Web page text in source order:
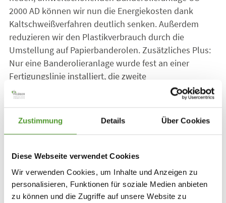
Zustimmung Details Über Cookies
Diese Webseite verwendet Cookies
Wir verwenden Cookies, um Inhalte und Anzeigen zu
personalisieren, Funktionen für soziale Medien anbieten
zu können und die Zugriffe auf unsere Website zu
2000 AD können wir nun die Energiekosten dank
Kaltschweißverfahren deutlich senken. Außerdem
reduzieren wir den Plastikverbrauch durch die
Umstellung auf Papierbanderolen. Zusätzliches Plus:
Nur eine Banderolieranlage wurde fest an einer
Fertigungslinie installiert, die zweite
Banderolieranlage nutzen wir flexibel an drei weiteren
Fertigungslinien, wo sie gerade benötigt wird. Mit
dieser Investition modernisieren wir nicht nur unsere
Verpackungsprozesse, sondern tragen aktiv zu mehr
Mehr Infos zum verantwortungsvollen Umgang mit
Ressourcen gibt es hier .